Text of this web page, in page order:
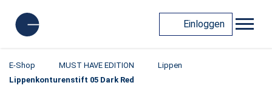
Einloggen
E-Shop MUST HAVE EDITION
Lippen
Lippenkonturenstift 05 Dark Red